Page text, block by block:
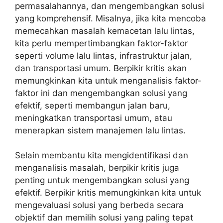
permasalahannya, dan mengembangkan solusi
yang komprehensif. Misalnya, jika kita mencoba
memecahkan masalah kemacetan lalu lintas,
kita perlu mempertimbangkan faktor-faktor
seperti volume lalu lintas, infrastruktur jalan,
dan transportasi umum. Berpikir kritis akan
memungkinkan kita untuk menganalisis faktor-
faktor ini dan mengembangkan solusi yang
efektif, seperti membangun jalan baru,
meningkatkan transportasi umum, atau
menerapkan sistem manajemen lalu lintas.
Selain membantu kita mengidentifikasi dan
menganalisis masalah, berpikir kritis juga
penting untuk mengembangkan solusi yang
efektif. Berpikir kritis memungkinkan kita untuk
mengevaluasi solusi yang berbeda secara
objektif dan memilih solusi yang paling tepat